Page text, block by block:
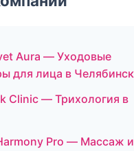
Aura — Уходовые
для лица в Челябинск
Clinic — Трихология в
Pro — Массаж и